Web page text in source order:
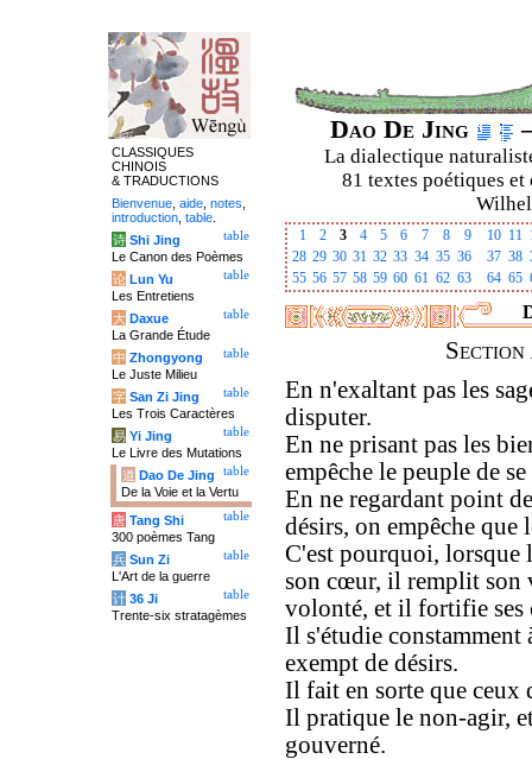
Dao De Jing
La dialectique
81 textes poétiques
1 2 3 4 5 6 7 8 9 10 11
28 29 30 31 32 33 34 35 36 37 38
55 56 57 58 59 60 61 62 63 64 65
Section
En n'exaltant pas les
disputer.
En ne prisant pas les
empêche le peuple de
En ne regardant point
désirs, on empêche
C'est pourquoi, lorsque
son cœur, il remplit son
volonté, et il fortifie ses
Il s'étudie constamment
exempt de désirs.
Il fait en sorte que ceux
Il pratique le non-agir,
gouverné.
CLASSIQUES
CHINOIS
& TRADUCTIONS
Bienvenue aide notes
introduction table
table
诗 Shi Jing
Le Canon des Poèmes
table
论 Lun Yu
Les Entretiens
table
大 Daxue
La Grande Étude
table
中 Zhongyong
Le Juste Milieu
table
字 San Zi Jing
Les Trois Caractères
table
易 Yi Jing
Le Livre des Mutations
table
道 Dao De Jing
De la Voie et la Vertu
table
唐 Tang Shi
300 poèmes Tang
table
兵 Sun Zi
L'Art de la guerre
table
计 36 Ji
Trente-six stratagèmes